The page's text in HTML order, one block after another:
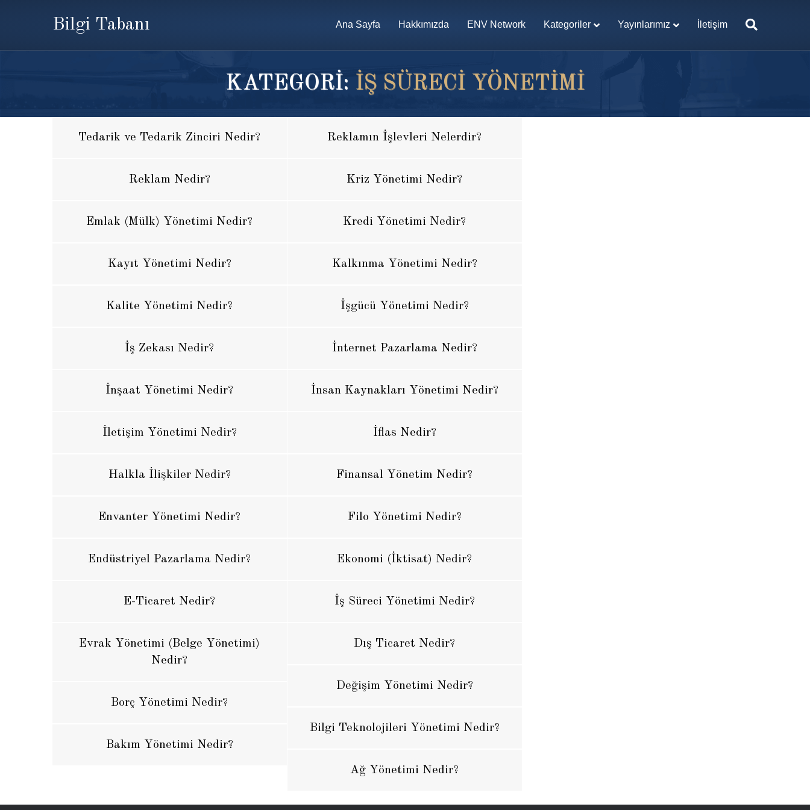
Bilgi Tabanı Ana Sayfa Hakkımızda ENV Network Kategoriler Yayınlarımız İletişim
KATEGORİ: IŞ SÜRECI YÖNETIMI
Tedarik ve Tedarik Zinciri Nedir? Reklamın İşlevleri Nelerdir?
Reklam Nedir? Kriz Yönetimi Nedir?
Emlak (Mülk) Yönetimi Nedir? Kredi Yönetimi Nedir?
Kayıt Yönetimi Nedir? Kalkınma Yönetimi Nedir?
Kalite Yönetimi Nedir? İşgücü Yönetimi Nedir?
İş Zekası Nedir? İnternet Pazarlama Nedir?
İnşaat Yönetimi Nedir? İnsan Kaynakları Yönetimi Nedir?
İletişim Yönetimi Nedir? İflas Nedir?
Halkla İlişkiler Nedir? Finansal Yönetim Nedir?
Envanter Yönetimi Nedir? Filo Yönetimi Nedir?
Endüstriyel Pazarlama Nedir? Ekonomi (İktisat) Nedir?
E-Ticaret Nedir? İş Süreci Yönetimi Nedir?
Evrak Yönetimi (Belge Yönetimi)
Nedir?
Dış Ticaret Nedir?
Değişim Yönetimi Nedir?
Borç Yönetimi Nedir?
Bilgi Teknolojileri Yönetimi Nedir?
Bakım Yönetimi Nedir?
Ağ Yönetimi Nedir?